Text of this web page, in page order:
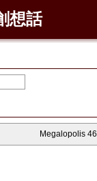
想話
Megalopolis 46